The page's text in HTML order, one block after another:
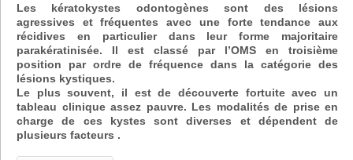
Les kératokystes odontogènes sont des lésions
agressives et fréquentes avec une forte tendance aux
récidives en particulier dans leur forme majoritaire
parakératinisée. Il est classé par l’OMS en troisième
position par ordre de fréquence dans la catégorie des
lésions kystiques.
Le plus souvent, il est de découverte fortuite avec un
tableau clinique assez pauvre. Les modalités de prise en
charge de ces kystes sont diverses et dépendent de
plusieurs facteurs .